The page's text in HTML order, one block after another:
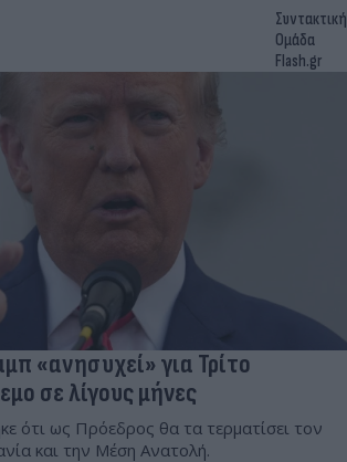
Συντακτική
Ομάδα
Flash.gr
«ανησυχεί» για Τρίτο
σε λίγους μήνες
ότι ως Πρόεδρος θα τα τερματίσει τον
και την Μέση Ανατολή.